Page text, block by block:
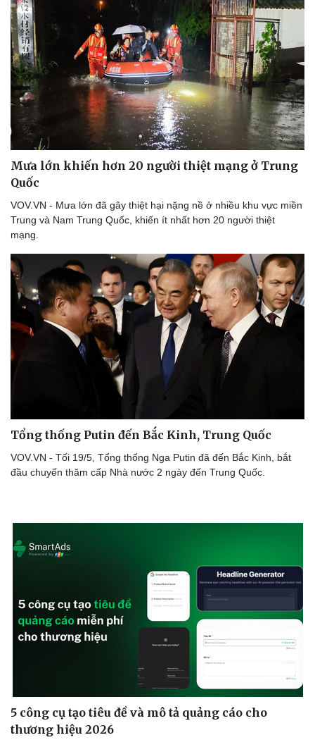
Doanh nghiệp
Thông tin doanh nghiệp
Doanh nghiệp 24h
Doanh nhân
Vì cộng đồng
Công nghệ
Sành điệu
Tin Công nghệ
Trải nghiệm
Chuyển đổi số
Mưa lớn khiến hơn 20 người thiệt mạng ở Trung
Quốc
VOV.VN - Mưa lớn đã gây thiệt hại nặng nề ở nhiều khu vực miền
Trung và Nam Trung Quốc, khiến ít nhất hơn 20 người thiệt
mạng.
Tổng thống Putin đến Bắc Kinh, Trung Quốc
VOV.VN - Tối 19/5, Tổng thống Nga Putin đã đến Bắc Kinh, bắt
đầu chuyến thăm cấp Nhà nước 2 ngày đến Trung Quốc.
5 công cụ tạo tiêu đề và mô tả quảng cáo cho
thương hiệu 2026